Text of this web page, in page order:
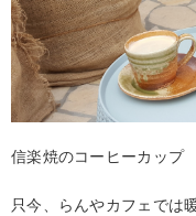
信楽焼のコーヒーカップ
只今、らんやカフェでは